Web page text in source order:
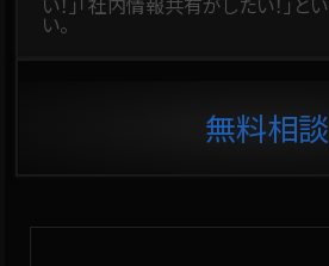
い。
無料相談